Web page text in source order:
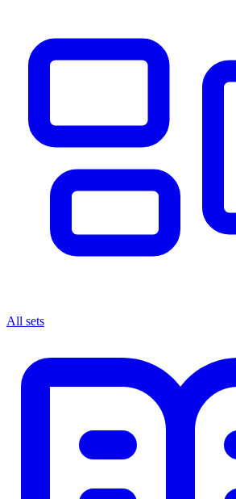
All sets